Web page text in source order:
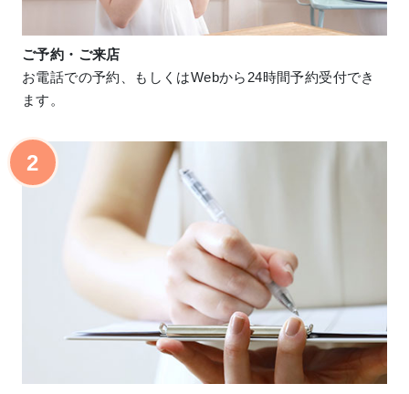
ご予約・ご来店
お電話での予約、もしくはWebから24時間予約受付でき
ます。
2